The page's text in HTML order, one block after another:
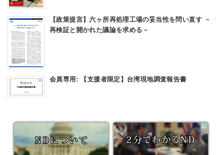
【政策提言】六ヶ所再処理工場の妥当性を問い直す －
再検証と開かれた議論を求める－
会員専用: 【支援者限定】台湾現地調査報告書